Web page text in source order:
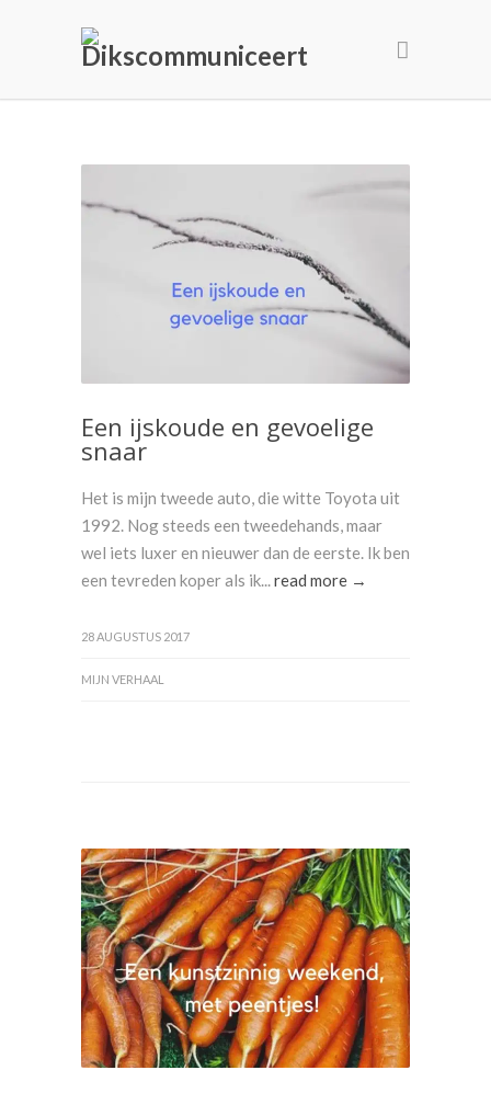
Een ijskoude en gevoelige
snaar
Het is mijn tweede auto, die witte Toyota uit
1992. Nog steeds een tweedehands, maar
wel iets luxer en nieuwer dan de eerste. Ik ben
een tevreden koper als ik...read more →
28 AUGUSTUS 2017
MIJN VERHAAL